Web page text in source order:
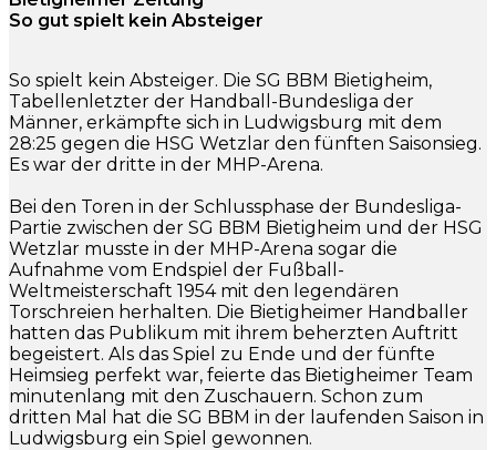
So gut spielt kein Absteiger
So spielt kein Absteiger. Die SG BBM Bietigheim,
Tabellenletzter der Handball-Bundesliga der
Männer, erkämpfte sich in Ludwigsburg mit dem
28:25 gegen die HSG Wetzlar den fünften Saisonsieg.
Es war der dritte in der MHP-Arena.
Bei den Toren in der Schlussphase der Bundesliga-
Partie zwischen der SG BBM Bietigheim und der HSG
Wetzlar musste in der MHP-Arena sogar die
Aufnahme vom Endspiel der Fußball-
Weltmeisterschaft 1954 mit den legendären
Torschreien herhalten. Die Bietigheimer Handballer
hatten das Publikum mit ihrem beherzten Auftritt
begeistert. Als das Spiel zu Ende und der fünfte
Heimsieg perfekt war, feierte das Bietigheimer Team
minutenlang mit den Zuschauern. Schon zum
dritten Mal hat die SG BBM in der laufenden Saison in
Ludwigsburg ein Spiel gewonnen.